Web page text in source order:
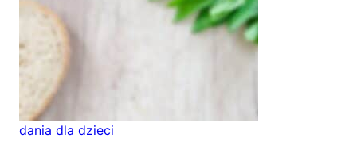
dania dla dzieci